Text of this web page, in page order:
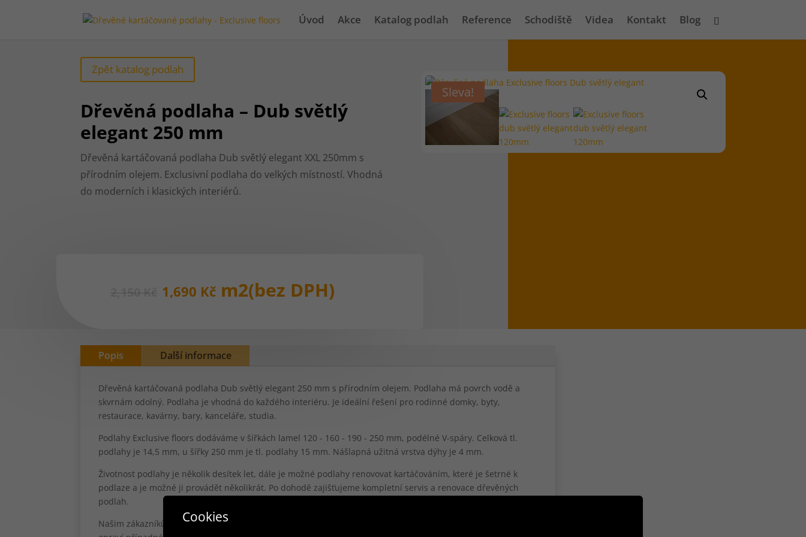
Úvod Akce Katalog podlah Reference Schodiště Videa Kontakt Blog
Zpět katalog podlah
Dřevěná podlaha – Dub světlý
elegant 250 mm
Dřevěná kartáčovaná podlaha Dub světlý elegant XXL 250mm s
přírodním olejem. Exclusivní podlaha do velkých místností. Vhodná
do moderních i klasických interiérů.
2,150 Kč Původní
cena
1,690 KčAktuální
cena
m2(bez DPH)
Sleva!
Popis Další informace
Dřevěná kartáčovaná podlaha Dub světlý elegant 250 mm s přírodním olejem. Podlaha má povrch vodě a
skvrnám odolný. Podlaha je vhodná do každého interiéru. Je ideální řešení pro rodinné domky, byty,
restaurace, kavárny, bary, kanceláře, studia.
Podlahy Exclusive floors dodáváme v šířkách lamel 120 - 160 - 190 - 250 mm, podélné V-spáry. Celková tl.
podlahy je 14,5 mm, u šířky 250 mm je tl. podlahy 15 mm. Nášlapná užitná vrstva dýhy je 4 mm.
Životnost podlahy je několik desítek let, dále je možné podlahy renovovat kartáčováním, které je šetrné k
podlaze a je možné ji provádět několikrát. Po dohodě zajišťujeme kompletní servis a renovace dřevěných
podlah.
Našim zákazníkům nabízíme službu "Servis podlahy", kdy 1x ročně přijede náš technik zkontrolovat podlahu,
Cookies